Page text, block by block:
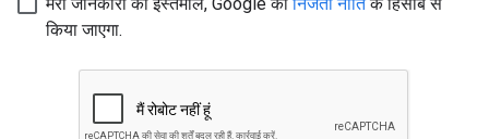
किया जाएगा.